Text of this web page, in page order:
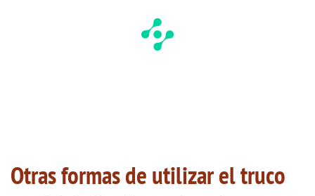
Otras formas de utilizar el truco